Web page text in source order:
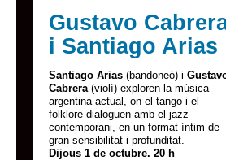
Gustavo
i Santiago Arias
Santiago Arias (bandoneó) i
Cabrera(violí) exploren la música
argentina actual, on el tango i el
folklore dialoguen amb el jazz
contemporani, en un format íntim de
gran sensibilitat i profunditat.
Dijous 1 de octubre. 20 h